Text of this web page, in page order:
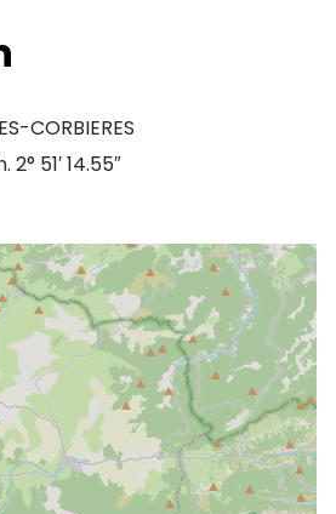
CORBIERES
2° 51′ 14.55″